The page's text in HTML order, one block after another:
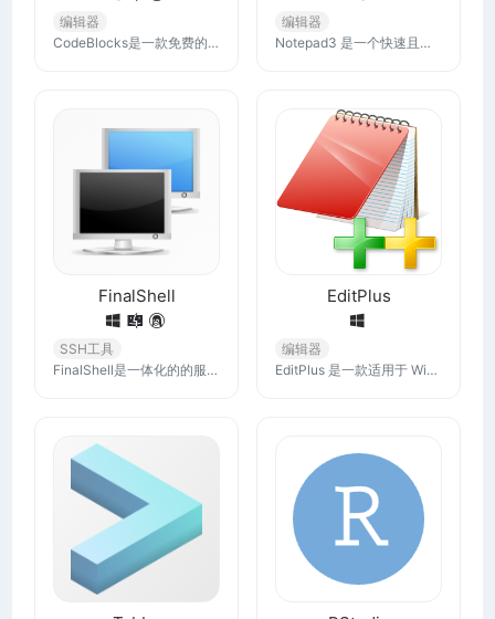
编辑器
CodeBlocks是一款免费的、开源的、跨平台 C，C++ 和 Fortran IDE，旨在满足用户最高要求。它具有很高的扩展性和完全可配置的插件功能。
编辑器
Notepad3 是一个快速且轻量级的基于 Scintilla 的文本编辑器，具有语法高亮功能。它的内存占用很小，但功能强大，足以处理大多数编程作业。
FinalShell
SSH工具
FinalShell是一体化的的服务器、网络管理软件，不仅是ssh客户端，还是功能强大的开发、运维工具，充分满足开发运维需求。
EditPlus
编辑器
EditPlus 是一款适用于 Windows 的文本编辑器，具有内置的 FTP、FTPS 和 sftp 功能。虽然它可以作为记事本的一个很好的替代品，但它也为网页作者和程序员提供了许多强大的功能。